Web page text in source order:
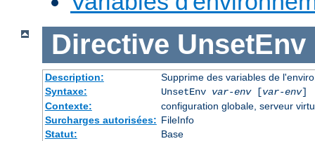
Directive UnsetEnv
Description:
Supprime des variables de
Syntaxe:
UnsetEnv var-env[var-env]
Contexte:
configuration globale, serveur
Surcharges autorisées: FileInfo
Statut:
Base